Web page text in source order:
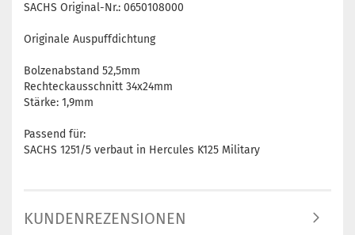
SACHS Original-Nr.: 0650108000
Originale Auspuffdichtung
Bolzenabstand 52,5mm
Rechteckausschnitt 34x24mm
Stärke: 1,9mm
Passend für:
SACHS 1251/5 verbaut in Hercules K125 Military
KUNDENREZENSIONEN